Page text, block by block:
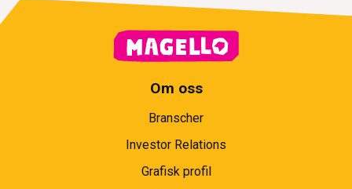
Om oss
Branscher
Investor Relations
Grafisk profil